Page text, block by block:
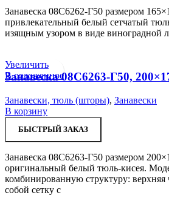
Занавеска 08С6262-Г50 размером
привлекательный белый сетчатый
изящным узором в виде виноградной
Увеличить
В отложенное
Занавеска 08С6263-Г50,
Занавески, тюль (шторы), Занавески
В корзину
БЫСТРЫЙ ЗАКАЗ
Занавеска 08С6263-Г50 размером
оригинальный белый тюль-кисея.
комбинированную структуру: верхняя
собой сетку с